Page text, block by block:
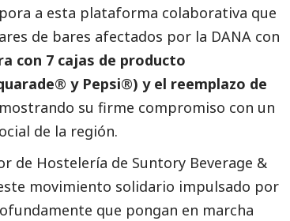
a esta plataforma colaborativa que
de bares afectados por la DANA con
con 7 cajas de producto
® y Pepsi®) y el reemplazo de
su firme compromiso con un
de la región.
de Hostelería de Suntory Beverage &
movimiento solidario impulsado por
que pongan en marcha